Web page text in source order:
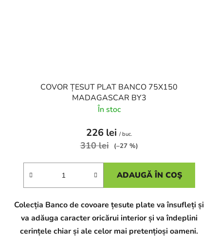
COVOR ȚESUT PLAT BANCO 75X150
MADAGASCAR BY3
În stoc
226 lei / buc.
310 lei (–27 %)
ADAUGĂ ÎN COŞ
Colecția Banco de covoare țesute plate va însufleți și
va adăuga caracter oricărui interior și va îndeplini
cerințele chiar și ale celor mai pretențioși oameni.